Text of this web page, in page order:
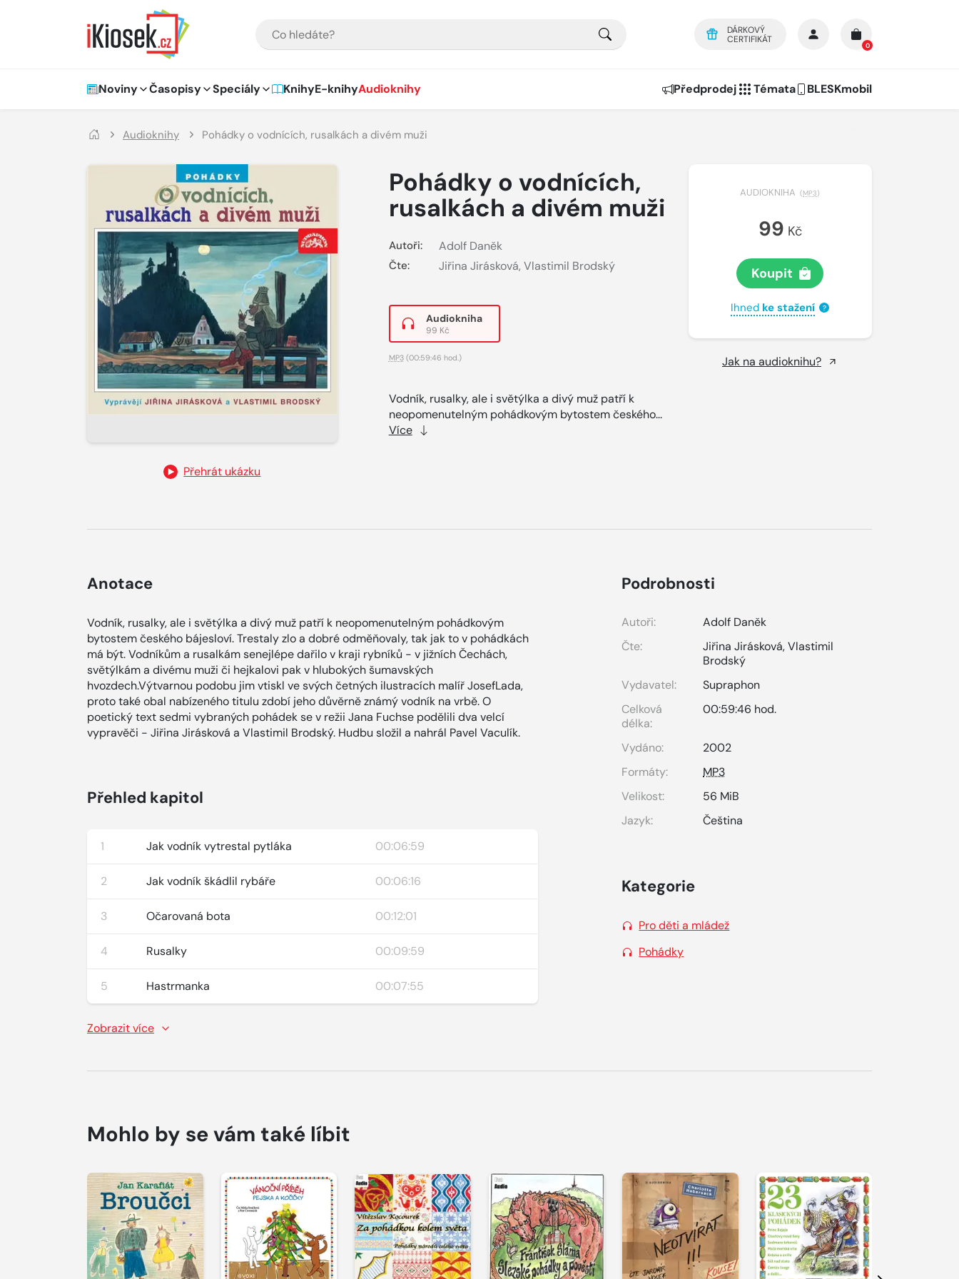
DÁRKOVÝ
CERTIFIKÁT
0
Hlavní navigace
Noviny Časopisy Speciály KnihyE-knihyAudioknihy Předprodej Témata BLESKmobil
Audioknihy Pohádky o vodnících, rusalkách a divém muži
Přehrát ukázku
Pohádky o vodnících,
rusalkách a divém muži
Autoři: Adolf Daněk
Čte: Jiřina Jirásková, Vlastimil Brodský
Audiokniha
99 Kč
MP3(00:59:46 hod.)
Vodník, rusalky, ale i světýlka a divý muž patří k
neopomenutelným pohádkovým bytostem českého...
Více
AUDIOKNIHA (MP3)
99 Kč
Koupit
Ihned ke stažení ?
Jak na audioknihu?
Anotace
Vodník, rusalky, ale i světýlka a divý muž patří k neopomenutelným pohádkovým
bytostem českého bájesloví. Trestaly zlo a dobré odměňovaly, tak jak to v pohádkách
má být. Vodníkům a rusalkám senejlépe dařilo v kraji rybníků - v jižních Čechách,
světýlkám a divému muži či hejkalovi pak v hlubokých šumavských
hvozdech.Výtvarnou podobu jim vtiskl ve svých četných ilustracích malíř JosefLada,
proto také obal nabízeného titulu zdobí jeho důvěrně známý vodník na vrbě. O
poetický text sedmi vybraných pohádek se v režii Jana Fuchse podělili dva velcí
vypravěči - Jiřina Jirásková a Vlastimil Brodský. Hudbu složil a nahrál Pavel Vaculík.
Přehled kapitol
1 Jak vodník vytrestal pytláka 00:06:59
2 Jak vodník škádlil rybáře 00:06:16
3 Očarovaná bota 00:12:01
4 Rusalky 00:09:59
5 Hastrmanka 00:07:55
Zobrazit více
Podrobnosti
Autoři:
Adolf Daněk
Čte:
Jiřina Jirásková,Vlastimil
Brodský
Vydavatel:
Supraphon
Celková
délka:
00:59:46 hod.
Vydáno:
2002
Formáty:
MP3
Velikost:
56 MiB
Jazyk:
Čeština
Kategorie
Pro děti a mládež
Pohádky
Mohlo by se vám také líbit
Přehrát
ukázku
Přehrát
ukázku
Přehrát
ukázku
Přehrát
ukázku
Přehrát
ukázku
Přehrát
ukázku